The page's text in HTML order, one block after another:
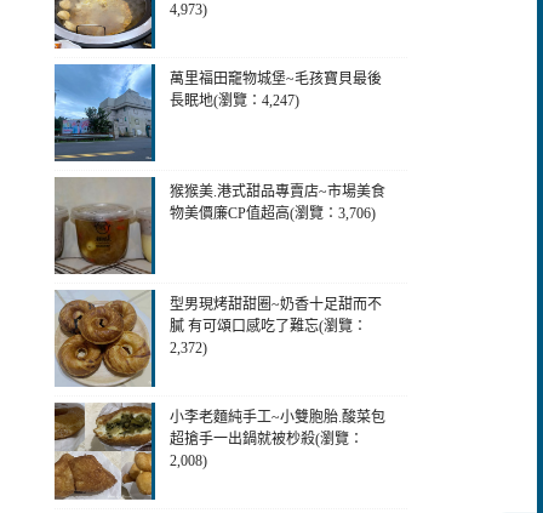
4,973)
萬里福田竉物城堡~毛孩寶貝最後
長眠地(瀏覽：4,247)
猴猴美.港式甜品專賣店~市場美食
物美價廉CP值超高(瀏覽：3,706)
型男現烤甜甜圈~奶香十足甜而不
膩 有可頌口感吃了難忘(瀏覽：
2,372)
小李老麵純手工~小雙胞胎.酸菜包
超搶手一出鍋就被杪殺(瀏覽：
2,008)